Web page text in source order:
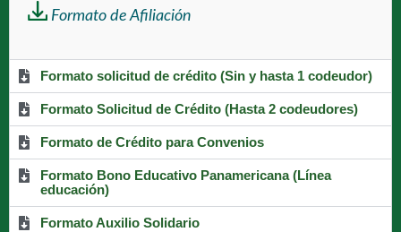
Formato de Afiliación
Formato solicitud de crédito (Sin y hasta 1 codeudor)
Formato Solicitud de Crédito (Hasta 2 codeudores)
Formato de Crédito para Convenios
Formato Bono Educativo Panamericana (Línea
educación)
Formato Auxilio Solidario